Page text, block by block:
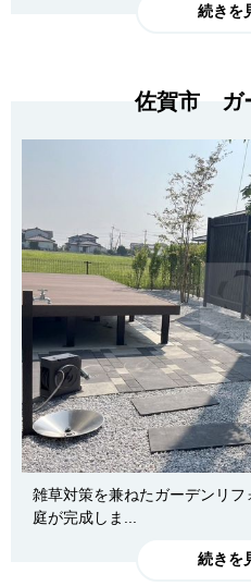
続きを
佐賀市 ガ
雑草対策を兼ねたガーデンリ
庭が完成しま...
続きを